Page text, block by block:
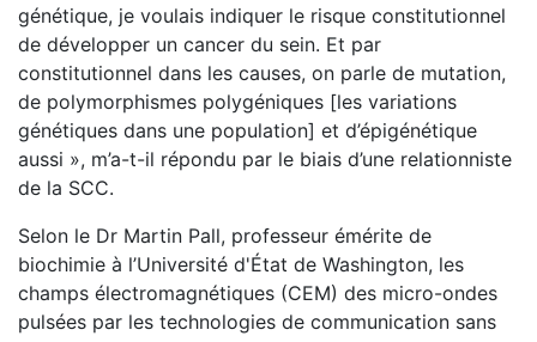
génétique, je voulais indiquer le risque constitutionnel
de développer un cancer du sein. Et par
constitutionnel dans les causes, on parle de mutation,
de polymorphismes polygéniques [les variations
génétiques dans une population] et d’épigénétique
aussi », m’a-t-il répondu par le biais d’une relationniste
de la SCC.
Selon le Dr Martin Pall, professeur émérite de
biochimie à l’Université d'État de Washington, les
champs électromagnétiques (CEM) des micro-ondes
pulsées par les technologies de communication sans